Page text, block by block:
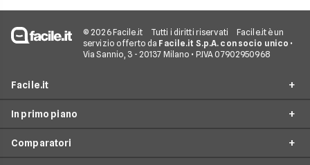
© 2026 Facile.it Tutti i diritti riservati
Facile.it è un
servizio offerto da Facile.it S.p.A. con socio unico •
Via Sannio, 3 - 20137 Milano • P.IVA 07902950968
Facile.it
Assicurazioni
Prestiti
In primo piano
Mutui On Line
Comparatori